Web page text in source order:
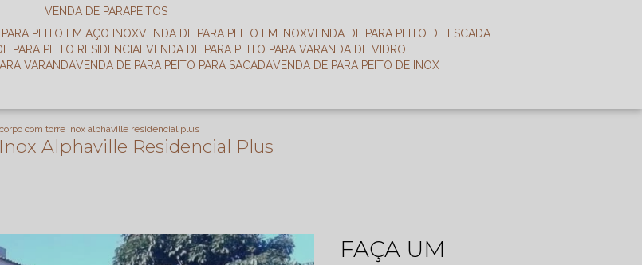
VENDA DE PARAPEITOS
PARA PEITO EM AÇO INOX VENDA DE PARA PEITO EM INOX
VENDA DE PARA PEITO DE ESCADA
PARA PEITO RESIDENCIAL
VENDA DE PARA PEITO PARA VARANDA DE VIDRO
VARANDA VENDA DE PARA PEITO PARA SACADA
VENDA DE PARA PEITO DE INOX
com torre inox alphaville residencial plus
Alphaville Residencial Plus
FAÇA UM